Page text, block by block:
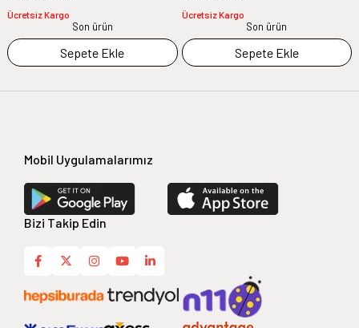
Ücretsiz Kargo
Son ürün
Sepete Ekle
Ücretsiz Kargo
Son ürün
Sepete Ekle
Mobil Uygulamalarımız
Bizi Takip Edin